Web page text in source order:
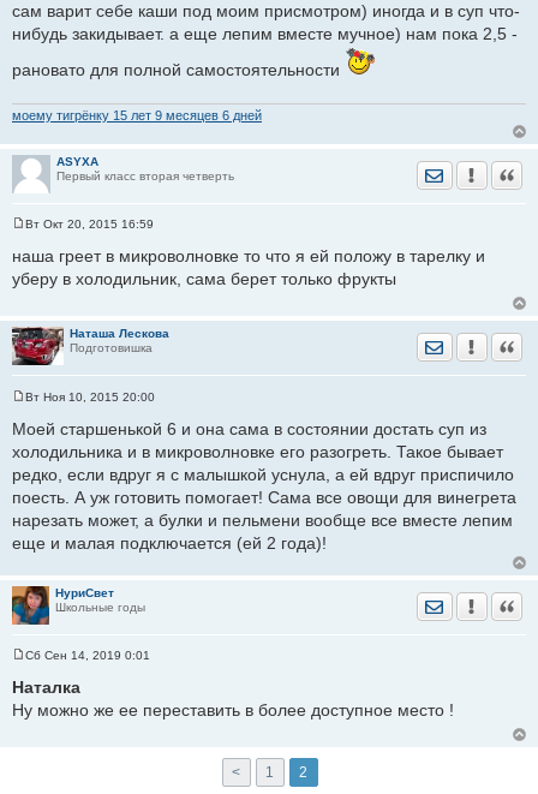
о
б
н
е
сам варит себе каши под моим присмотром) иногда и в суп что-
нибудь закидывает. а еще лепим вместе мучное) нам пока 2,5 -
рановато для полной самостоятельности
моему тигрёнку 15 лет 9 месяцев 6 дней
ASYXA
Первый класс вторая четверть
Отправить
о
б
н
и
е
Вт Окт 20, 2015 16:59
наша греет в микроволновке то что я ей положу в тарелку и
уберу в холодильник, сама берет только фрукты
Наташа Лескова
Подготовишка
Отправить
о
б
е
н
е
Вт Ноя 10, 2015 20:00
Моей старшенькой 6 и она сама в состоянии достать суп из
холодильника и в микроволновке его разогреть. Такое бывает
редко, если вдруг я с малышкой уснула, а ей вдруг приспичило
поесть. А уж готовить помогает! Сама все овощи для винегрета
нарезать может, а булки и пельмени вообще все вместе лепим
еще и малая подключается (ей 2 года)!
НуриСвет
Школьные годы
Отправить
о
б
щ
Сб Сен 14, 2019 0:01
Наталка
Ну можно же ее переставить в более доступное место !
< 1 2